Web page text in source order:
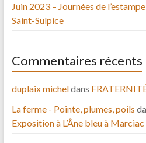
Juin 2023 – Journées de
Saint-Sulpice
Commentaires récents
duplaix micheldans
La ferme - Pointe, plumes, poils
Exposition à L’Âne bleu à Marciac